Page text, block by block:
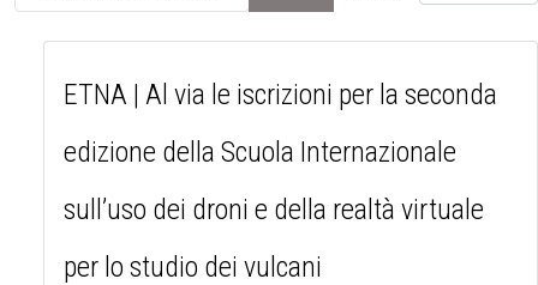
ETNA | Al via le iscrizioni per la seconda
edizione della Scuola Internazionale
sull’uso dei droni e della realtà virtuale
per lo studio dei vulcani